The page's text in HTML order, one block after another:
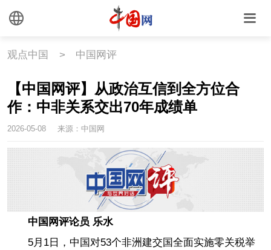
观点中国 > 中国网评
【中国网评】从政治互信到全方位合
作：中非关系交出70年成绩单
2026-05-08 来源：中国网
中国网评论员 乐水
5月1日，中国对53个非洲建交国全面实施零关税举